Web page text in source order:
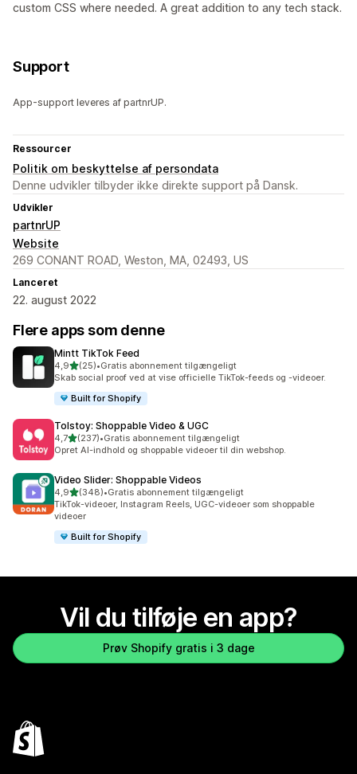
custom CSS where needed. A great addition to any tech stack.
Support
App-support leveres af partnrUP.
Ressourcer
Politik om beskyttelse af persondata
Denne udvikler tilbyder ikke direkte support på Dansk.
Udvikler
partnrUP
Website
269 CONANT ROAD, Weston, MA, 02493, US
Lanceret
22. august 2022
Flere apps som denne
Mintt TikTok Feed
4,9ud af 5 stjerner
(25)
25 anmeldelser i alt
•Gratis abonnement tilgængeligt
Skab social proof ved at vise officielle TikTok-feeds og -videoer.
Built for Shopify
Tolstoy: Shoppable Video & UGC
4,7ud af 5 stjerner
(237)
237 anmeldelser i alt
•Gratis abonnement tilgængeligt
Opret AI-indhold og shoppable videoer til din webshop.
Video Slider: Shoppable Videos
4,9ud af 5 stjerner
(348)
348 anmeldelser i alt
•Gratis abonnement tilgængeligt
TikTok-videoer, Instagram Reels, UGC-videoer som shoppable
videoer
Built for Shopify
Vil du tilføje en app?
Prøv Shopify gratis i 3 dage